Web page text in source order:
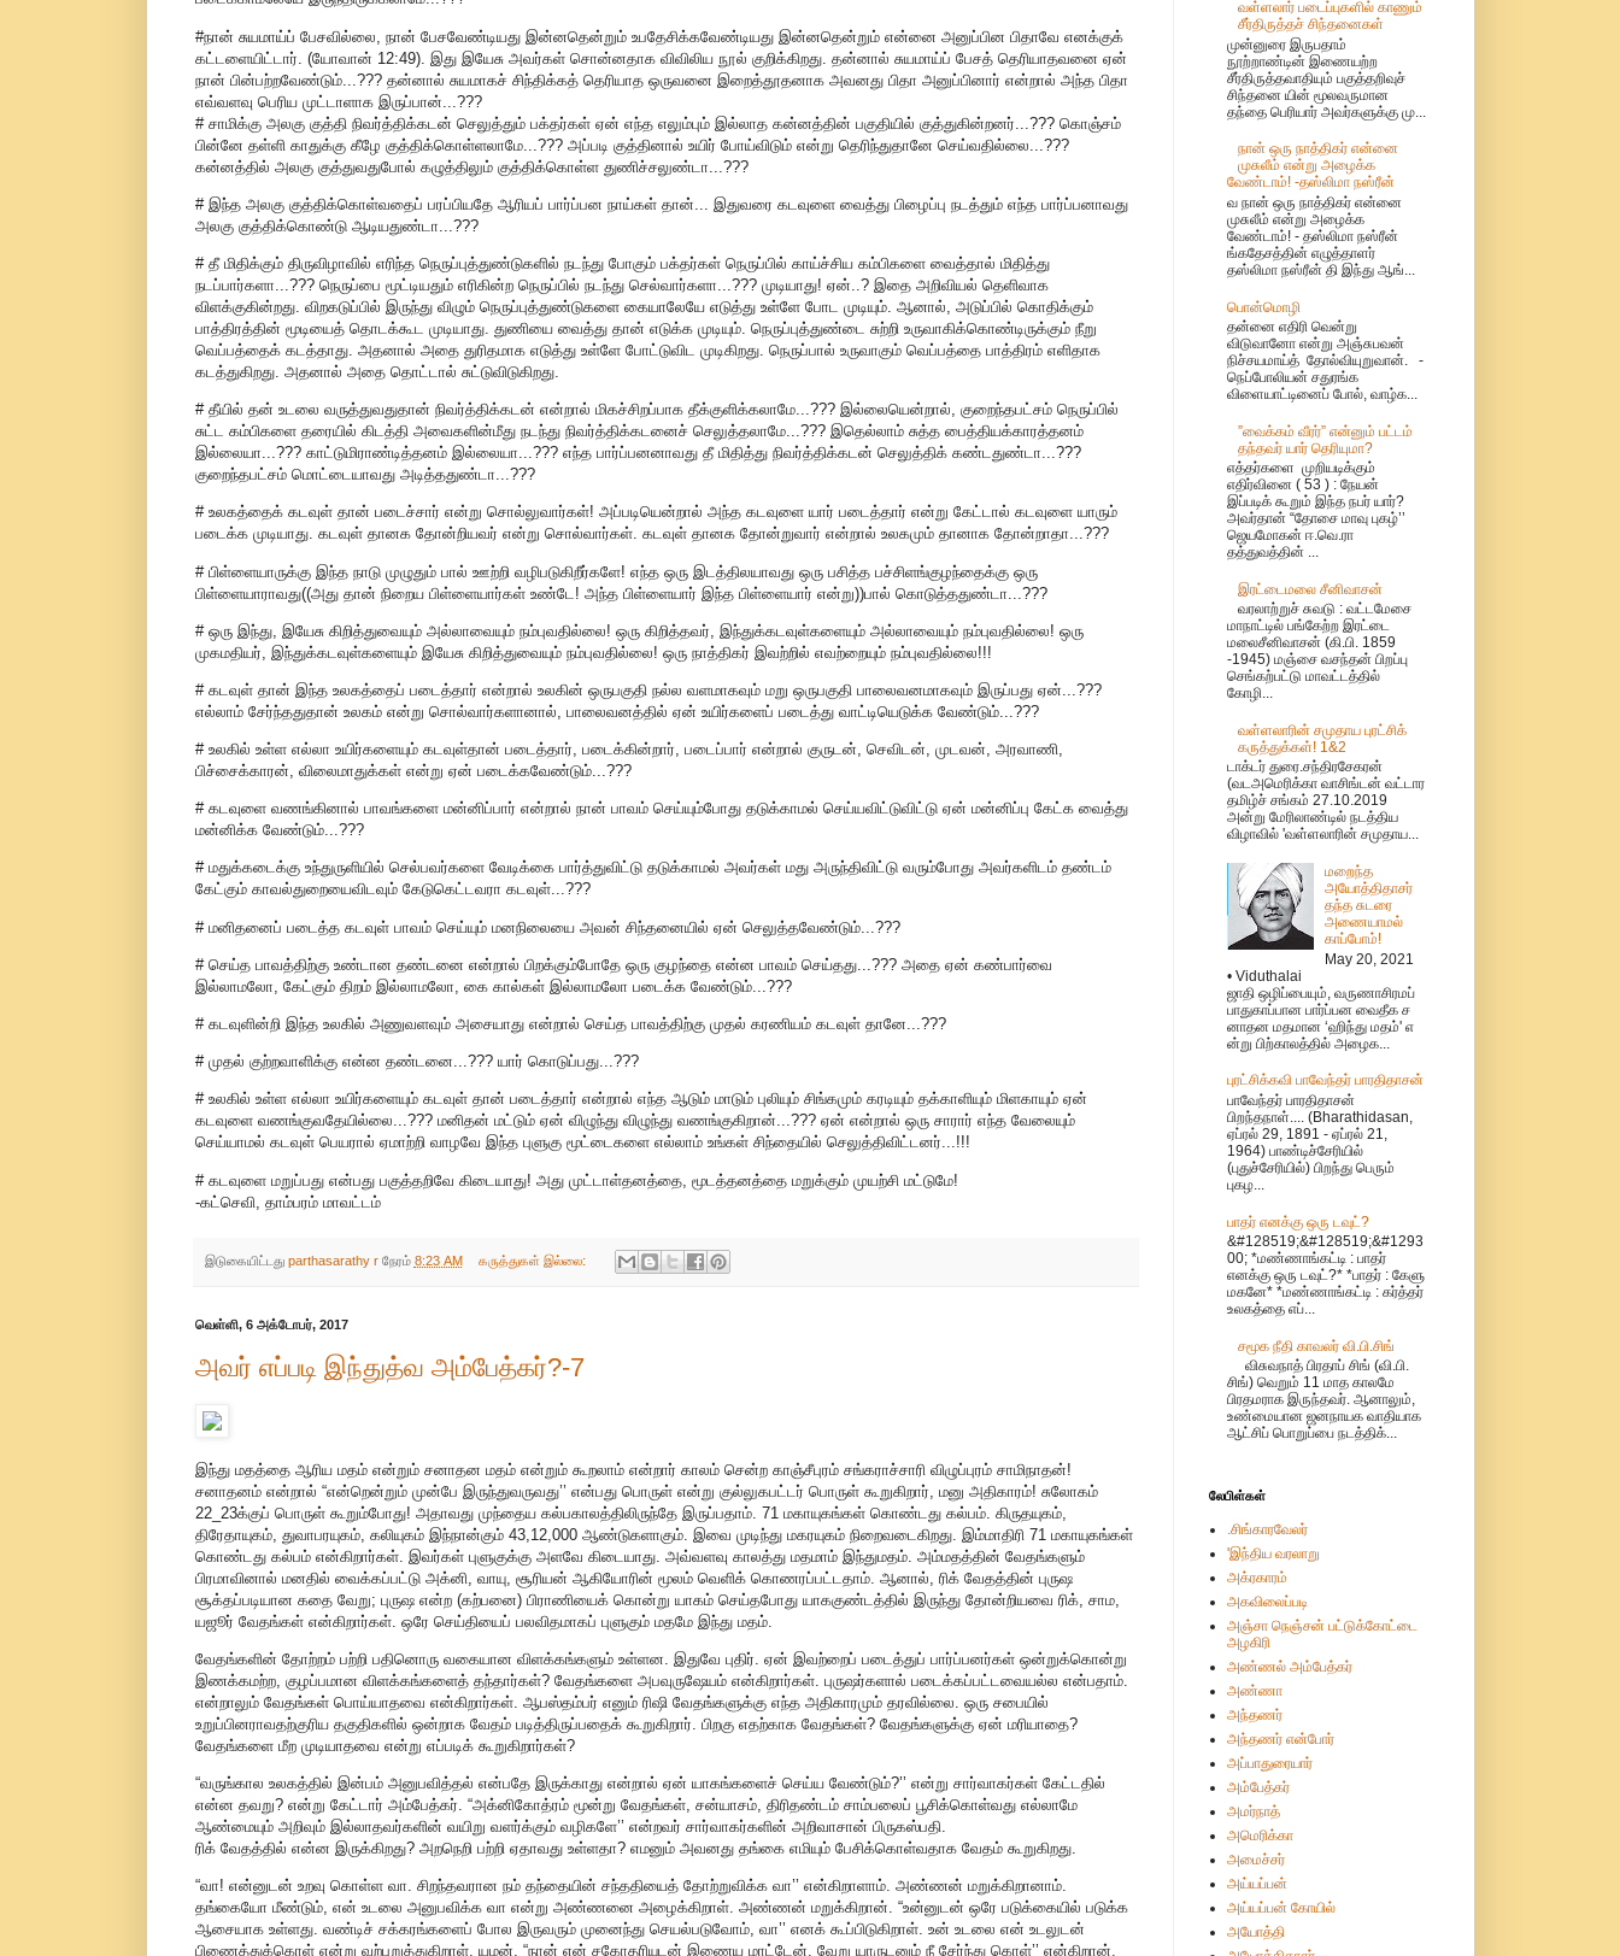
#நான் சுயமாய்ப் பேசவில்லை, நான் பேசவேண்டியது இன்னதென்றும் உபதேசிக்கவேண்டியது இன்னதென்றும் என்னை அனுப்பின பிதாவே எனக்குக்
கட்டளையிட்டார். (யோவான் 12:49). இது இயேசு அவர்கள் சொன்னதாக விவிலிய நூல் குறிக்கிறது. தன்னால் சுயமாய்ப் பேசத் தெரியாதவனை ஏன்
நான் பின்பற்றவேண்டும்...??? தன்னால் சுயமாகச் சிந்திக்கத் தெரியாத ஒருவனை இறைத்தூதனாக அவனது பிதா அனுப்பினார் என்றால் அந்த பிதா
எவ்வளவு பெரிய முட்டாளாக இருப்பான்...???
# சாமிக்கு அலகு குத்தி நிவர்த்திக்கடன் செலுத்தும் பக்தர்கள் ஏன் எந்த எலும்பும் இல்லாத கன்னத்தின் பகுதியில் குத்துகின்றனர்...??? கொஞ்சம்
பின்னே தள்ளி காதுக்கு கீழே குத்திக்கொள்ளலாமே...??? அப்படி குத்தினால் உயிர் போய்விடும் என்று தெரிந்துதானே செய்வதில்லை...???
கன்னத்தில் அலகு குத்துவதுபோல் கழுத்திலும் குத்திக்கொள்ள துணிச்சலுண்டா...???
# இந்த அலகு குத்திக்கொள்வதைப் பரப்பியதே ஆரியப் பார்ப்பன நாய்கள் தான்... இதுவரை கடவுளை வைத்து பிழைப்பு நடத்தும் எந்த பார்ப்பனாவது
அலகு குத்திக்கொண்டு ஆடியதுண்டா...???
# தீ மிதிக்கும் திருவிழாவில் எரிந்த நெருப்புத்துண்டுகளில் நடந்து போகும் பக்தர்கள் நெருப்பில் காய்ச்சிய கம்பிகளை வைத்தால் மிதித்து
நடப்பார்களா...??? நெருப்பை மூட்டியதும் எரிகின்ற நெருப்பில் நடந்து செல்வார்களா...??? முடியாது! ஏன்..? இதை அறிவியல் தெளிவாக
விளக்குகின்றது. விறகடுப்பில் இருந்து விழும் நெருப்புத்துண்டுகளை கையாலேயே எடுத்து உள்ளே போட முடியும். ஆனால், அடுப்பில் கொதிக்கும்
பாத்திரத்தின் மூடியைத் தொடக்கூட முடியாது. துணியை வைத்து தான் எடுக்க முடியும். நெருப்புத்துண்டை சுற்றி உருவாகிக்கொண்டிருக்கும் நீறு
வெப்பத்தைக் கடத்தாது. அதனால் அதை துரிதமாக எடுத்து உள்ளே போட்டுவிட முடிகிறது. நெருப்பால் உருவாகும் வெப்பத்தை பாத்திரம் எளிதாக
கடத்துகிறது. அதனால் அதை தொட்டால் சுட்டுவிடுகிறது.
# தீயில் தன் உடலை வருத்துவதுதான் நிவர்த்திக்கடன் என்றால் மிகச்சிறப்பாக தீக்குளிக்கலாமே...??? இல்லையென்றால், குறைந்தபட்சம் நெருப்பில்
சுட்ட கம்பிகளை தரையில் கிடத்தி அவைகளின்மீது நடந்து நிவர்த்திக்கடனைச் செலுத்தலாமே...??? இதெல்லாம் சுத்த பைத்தியக்காரத்தனம்
இல்லையா...??? காட்டுமிராண்டித்தனம் இல்லையா...??? எந்த பார்ப்பனனாவது தீ மிதித்து நிவர்த்திக்கடன் செலுத்திக் கண்டதுண்டா...???
குறைந்தபட்சம் மொட்டையாவது அடித்ததுண்டா...???
# உலகத்தைக் கடவுள் தான் படைச்சார் என்று சொல்லுவார்கள்! அப்படியென்றால் அந்த கடவுளை யார் படைத்தார் என்று கேட்டால் கடவுளை யாரும்
படைக்க முடியாது. கடவுள் தானக தோன்றியவர் என்று சொல்வார்கள். கடவுள் தானக தோன்றுவார் என்றால் உலகமும் தானாக தோன்றாதா...???
# பிள்ளையாருக்கு இந்த நாடு முழுதும் பால் ஊற்றி வழிபடுகிறீர்களே! எந்த ஒரு இடத்திலயாவது ஒரு பசித்த பச்சிளங்குழந்தைக்கு ஒரு
பிள்ளையாராவது((அது தான் நிறைய பிள்ளையார்கள் உண்டே! அந்த பிள்ளையார் இந்த பிள்ளையார் என்று))பால் கொடுத்ததுண்டா...???
# ஒரு இந்து, இயேசு கிறித்துவையும் அல்லாவையும் நம்புவதில்லை! ஒரு கிறித்தவர், இந்துக்கடவுள்களையும் அல்லாவையும் நம்புவதில்லை! ஒரு
முகமதியர், இந்துக்கடவுள்களையும் இயேசு கிறித்துவையும் நம்புவதில்லை! ஒரு நாத்திகர் இவற்றில் எவற்றையும் நம்புவதில்லை!!!
# கடவுள் தான் இந்த உலகத்தைப் படைத்தார் என்றால் உலகின் ஒருபகுதி நல்ல வளமாகவும் மறு ஒருபகுதி பாலைவனமாகவும் இருப்பது ஏன்...???
எல்லாம் சேர்ந்ததுதான் உலகம் என்று சொல்வார்களானால், பாலைவனத்தில் ஏன் உயிர்களைப் படைத்து வாட்டியெடுக்க வேண்டும்...???
# உலகில் உள்ள எல்லா உயிர்களையும் கடவுள்தான் படைத்தார், படைக்கின்றார், படைப்பார் என்றால் குருடன், செவிடன், முடவன், அரவாணி,
பிச்சைக்காரன், விலைமாதுக்கள் என்று ஏன் படைக்கவேண்டும்...???
# கடவுளை வணங்கினால் பாவங்களை மன்னிப்பார் என்றால் நான் பாவம் செய்யும்போது தடுக்காமல் செய்யவிட்டுவிட்டு ஏன் மன்னிப்பு கேட்க வைத்து
மன்னிக்க வேண்டும்...???
# மதுக்கடைக்கு உந்துருளியில் செல்பவர்களை வேடிக்கை பார்த்துவிட்டு தடுக்காமல் அவர்கள் மது அருந்திவிட்டு வரும்போது அவர்களிடம் தண்டம்
கேட்கும் காவல்துறையைவிடவும் கேடுகெட்டவரா கடவுள்...???
# மனிதனைப் படைத்த கடவுள் பாவம் செய்யும் மனநிலையை அவன் சிந்தனையில் ஏன் செலுத்தவேண்டும்...???
# செய்த பாவத்திற்கு உண்டான தண்டனை என்றால் பிறக்கும்போதே ஒரு குழந்தை என்ன பாவம் செய்தது...??? அதை ஏன் கண்பார்வை
இல்லாமலோ, கேட்கும் திறம் இல்லாமலோ, கை கால்கள் இல்லாமலோ படைக்க வேண்டும்...???
# கடவுளின்றி இந்த உலகில் அணுவளவும் அசையாது என்றால் செய்த பாவத்திற்கு முதல் கரணியம் கடவுள் தானே...???
# முதல் குற்றவாளிக்கு என்ன தண்டனை...??? யார் கொடுப்பது...???
# உலகில் உள்ள எல்லா உயிர்களையும் கடவுள் தான் படைத்தார் என்றால் எந்த ஆடும் மாடும் புலியும் சிங்கமும் கரடியும் தக்காளியும் மிளகாயும் ஏன்
கடவுளை வணங்குவதேயில்லை...??? மனிதன் மட்டும் ஏன் விழுந்து விழுந்து வணங்குகிறான்...??? ஏன் என்றால் ஒரு சாரார் எந்த வேலையும்
செய்யாமல் கடவுள் பெயரால் ஏமாற்றி வாழவே இந்த புளுகு மூட்டைகளை எல்லாம் உங்கள் சிந்தையில் செலுத்திவிட்டனர்...!!!
# கடவுளை மறுப்பது என்பது பகுத்தறிவே கிடையாது! அது முட்டாள்தனத்தை, மூடத்தனத்தை மறுக்கும் முயற்சி மட்டுமே!
-கட்செவி, தாம்பரம் மாவட்டம்
இடுகையிட்டது parthasarathy r நேரம் 8:23 AM கருத்துகள் இல்லை:
வெள்ளி, 6 அக்டோபர், 2017
அவர் எப்படி இந்துத்வ அம்பேத்கர்?-7
இந்து மதத்தை ஆரிய மதம் என்றும் சனாதன மதம் என்றும் கூறலாம் என்றார் காலம் சென்ற காஞ்சீபுரம் சங்கராச்சாரி விழுப்புரம் சாமிநாதன்!
சனாதனம் என்றால் “என்றென்றும் முன்பே இருந்துவருவது’’ என்பது பொருள் என்று குல்லுகபட்டர் பொருள் கூறுகிறார், மனு அதிகாரம்! சுலோகம்
22_23க்குப் பொருள் கூறும்போது! அதாவது முந்தைய கல்பகாலத்திலிருந்தே இருப்பதாம். 71 மகாயுகங்கள் கொண்டது கல்பம். கிருதயுகம்,
திரேதாயுகம், துவாபரயுகம், கலியுகம் இந்நான்கும் 43,12,000 ஆண்டுகளாகும். இவை முடிந்து மகரயுகம் நிறைவடைகிறது. இம்மாதிரி 71 மகாயுகங்கள்
கொண்டது கல்பம் என்கிறார்கள். இவர்கள் புளுகுக்கு அளவே கிடையாது. அவ்வளவு காலத்து மதமாம் இந்துமதம். அம்மதத்தின் வேதங்களும்
பிரமாவினால் மனதில் வைக்கப்பட்டு அக்னி, வாயு, சூரியன் ஆகியோரின் மூலம் வெளிக் கொணரப்பட்டதாம். ஆனால், ரிக் வேதத்தின் புருஷ
சூக்தப்படியான கதை வேறு; புருஷ என்ற (கற்பனை) பிராணியைக் கொன்று யாகம் செய்தபோது யாககுண்டத்தில் இருந்து தோன்றியவை ரிக், சாம,
யஜூர் வேதங்கள் என்கிறார்கள். ஒரே செய்தியைப் பலவிதமாகப் புளுகும் மதமே இந்து மதம்.
வேதங்களின் தோற்றம் பற்றி பதினொரு வகையான விளக்கங்களும் உள்ளன. இதுவே புதிர். ஏன் இவற்றைப் படைத்துப் பார்ப்பனர்கள் ஒன்றுக்கொன்று
இணக்கமற்ற, குழப்பமான விளக்கங்களைத் தந்தார்கள்? வேதங்களை அபவுருஷேயம் என்கிறார்கள். புருஷர்களால் படைக்கப்பட்டவையல்ல என்பதாம்.
என்றாலும் வேதங்கள் பொய்யாதவை என்கிறார்கள். ஆபஸ்தம்பர் எனும் ரிஷி வேதங்களுக்கு எந்த அதிகாரமும் தரவில்லை. ஒரு சபையில்
உறுப்பினராவதற்குரிய தகுதிகளில் ஒன்றாக வேதம் படித்திருப்பதைக் கூறுகிறார். பிறகு எதற்காக வேதங்கள்? வேதங்களுக்கு ஏன் மரியாதை?
வேதங்களை மீற முடியாதவை என்று எப்படிக் கூறுகிறார்கள்?
“வருங்கால உலகத்தில் இன்பம் அனுபவித்தல் என்பதே இருக்காது என்றால் ஏன் யாகங்களைச் செய்ய வேண்டும்?’’ என்று சார்வாகர்கள் கேட்டதில்
என்ன தவறு? என்று கேட்டார் அம்பேத்கர். “அக்னிகோத்ரம் மூன்று வேதங்கள், சன்யாசம், திரிதண்டம் சாம்பலைப் பூசிக்கொள்வது எல்லாமே
ஆண்மையும் அறிவும் இல்லாதவர்களின் வயிறு வளர்க்கும் வழிகளே’’ என்றவர் சார்வாகர்களின் அறிவாசான் பிருகஸ்பதி.
ரிக் வேதத்தில் என்ன இருக்கிறது? அறநெறி பற்றி ஏதாவது உள்ளதா? எமனும் அவனது தங்கை எமியும் பேசிக்கொள்வதாக வேதம் கூறுகிறது.
“வா! என்னுடன் உறவு கொள்ள வா. சிறந்தவரான நம் தந்தையின் சந்ததியைத் தோற்றுவிக்க வா’’ என்கிறாளாம். அண்ணன் மறுக்கிறானாம்.
தங்கையோ மீண்டும், என் உடலை அனுபவிக்க வா என்று அண்ணனை அழைக்கிறாள். அண்ணன் மறுக்கிறான். “உன்னுடன் ஒரே படுக்கையில் படுக்க
ஆசையாக உள்ளது. வண்டிச் சக்கரங்களைப் போல இருவரும் முனைந்து செயல்படுவோம், வா’’ எனக் கூப்பிடுகிறாள். உன் உடலை என் உடலுடன்
பிணைத்துக்கொள் என்று வற்புறுத்துகிறாள். யமன், “நான் என் சகோதரியுடன் இணைய மாட்டேன். வேறு யாருடனும் நீ சேர்ந்து கொள்’’ என்கிறான்.
வள்ளலார் படைப்புகளில் காணும்
சீர்திருத்தச் சிந்தனைகள்
முன்னுரை இருபதாம்
நூற்றாண்டின் இணையற்ற
சீர்திருத்தவாதியும் பகுத்தறிவுச்
சிந்தனை யின் மூலவருமான
தந்தை பெரியார் அவர்களுக்கு மு...
நான் ஒரு நாத்திகர் என்னை
முசுலீம் என்று அழைக்க
வேண்டாம்! -தஸ்லிமா நஸ்ரீன்
வ நான் ஒரு நாத்திகர் என்னை
முசுலீம் என்று அழைக்க
வேண்டாம்! - தஸ்லிமா நஸ்ரீன்
ங்கதேசத்தின் எழுத்தாளர்
தஸ்லிமா நஸ்ரீன் தி இந்து ஆங்...
பொன்மொழி
தன்னை எதிரி வென்று
விடுவானோ என்று அஞ்சுபவன்
நிச்சயமாய்த் தோல்வியுறுவான். -
நெப்போலியன் சதுரங்க
விளையாட்டினைப் போல், வாழ்க...
”வைக்கம் வீரர்” என்னும் பட்டம்
தந்தவர் யார் தெரியுமா?
எத்தர்களை முறியடிக்கும்
எதிர்வினை ( 53 ) : நேயன்
இப்படிக் கூறும் இந்த நபர் யார்?
அவர்தான் “தோசை மாவு புகழ்’’
ஜெயமோகன் ஈ.வெ.ரா
தத்துவத்தின் ...
இரட்டைமலை சீனிவாசன்
வரலாற்றுச் சுவடு : வட்டமேசை
மாநாட்டில் பங்கேற்ற இரட்டை
மலைசீனிவாசன் (கி.பி. 1859
-1945) மஞ்சை வசந்தன் பிறப்பு
செங்கற்பட்டு மாவட்டத்தில்
கோழி...
வள்ளலாரின் சமுதாய புரட்சிக்
கருத்துக்கள்! 1&2
டாக்டர் துரை.சந்திரசேகரன்
(வடஅமெரிக்கா வாசிங்டன் வட்டார
தமிழ்ச் சங்கம் 27.10.2019
அன்று மேரிலாண்டில் நடத்திய
விழாவில் 'வள்ளலாரின் சமுதாய...
மறைந்த
அயோத்திதாசர்
தந்த சுடரை
அணையாமல்
காப்போம்!
May 20, 2021
• Viduthalai
ஜாதி ஒழிப்பையும், வருணாசிரமப்
பாதுகாப்பான பார்ப்பன வைதீக ச
னாதன மதமான ‘ஹிந்து மதம்' எ
ன்று பிற்காலத்தில் அழைக...
புரட்சிக்கவி பாவேந்தர் பாரதிதாசன்
பாவேந்தர் பாரதிதாசன்
பிறந்தநாள்.... (Bharathidasan,
ஏப்ரல் 29, 1891 - ஏப்ரல் 21,
1964) பாண்டிச்சேரியில்
(புதுச்சேரியில்) பிறந்து பெரும்
புகழ...
பாதர் எனக்கு ஒரு டவுட்?
&#128519;&#128519;&#1293
00; *மண்ணாங்கட்டி : பாதர்
எனக்கு ஒரு டவுட்?* *பாதர் : கேளு
மகனே* *மண்ணாங்கட்டி : கர்த்தர்
உலகத்தை எப்...
சமூக நீதி காவலர் வி.பி.சிங்
விசுவநாத் பிரதாப் சிங் (வி.பி.
சிங்) வெறும் 11 மாத காலமே
பிரதமராக இருந்தவர். ஆனாலும்,
உண்மையான ஜனநாயக வாதியாக
ஆட்சிப் பொறுப்பை நடத்திக்...
லேபிள்கள்
.சிங்காரவேலர்
'இந்திய வரலாறு
அக்ரகாரம்
அகவிலைப்படி
அஞ்சா நெஞ்சன் பட்டுக்கோட்டை
அழகிரி
அண்ணல் அம்பேத்கர்
அண்ணா
அந்தணர்
அந்தணர் என்போர்
அப்பாதுரையார்
அம்பேத்கர்
அமர்நாத்
அமெரிக்கா
அமைச்சர்
அய்யப்பன்
அய்யப்பன் கோயில்
அயோத்தி